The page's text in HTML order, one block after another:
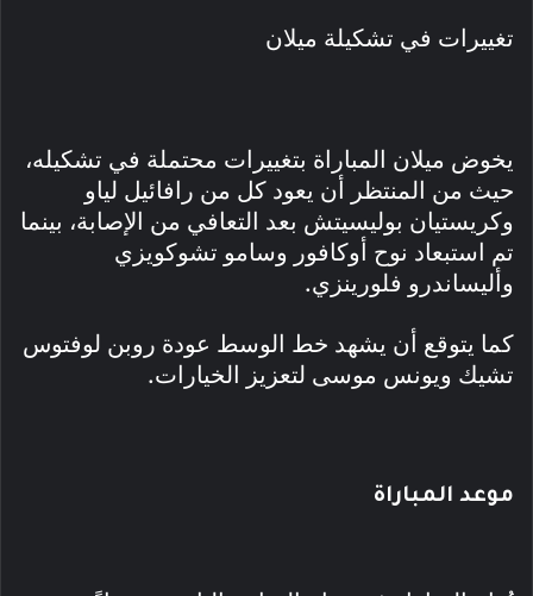
تغييرات في تشكيلة ميلان
يخوض ميلان المباراة بتغييرات محتملة في تشكيله،
حيث من المنتظر أن يعود كل من رافائيل لياو
وكريستيان بوليسيتش بعد التعافي من الإصابة، بينما
تم استبعاد نوح أوكافور وسامو تشوكويزي
وأليساندرو فلورينزي.
كما يتوقع أن يشهد خط الوسط عودة روبن لوفتوس
تشيك ويونس موسى لتعزيز الخيارات.
موعد المباراة